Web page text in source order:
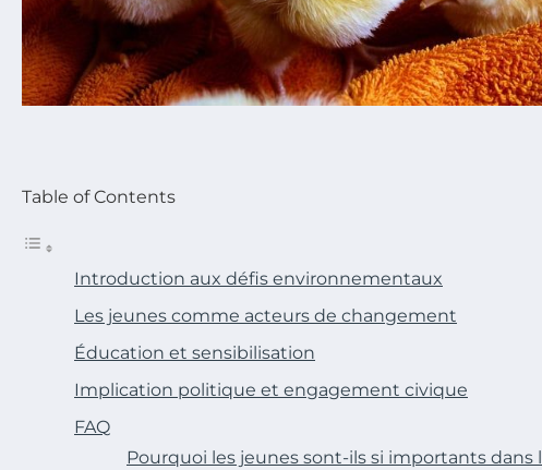
Table of Contents
Introduction aux défis environnementaux
Les jeunes comme acteurs de changement
Éducation et sensibilisation
Implication politique et engagement civique
FAQ
Pourquoi les jeunes sont-ils si importants dans